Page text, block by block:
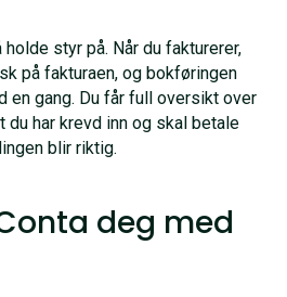
styr på. Når du fakturerer,
på fakturaen, og bokføringen
en gang. Du får full oversikt over
har krevd inn og skal betale
blir riktig.
deg med